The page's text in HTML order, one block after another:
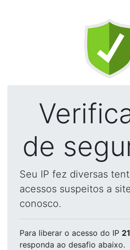
de
Seu IP fez diversas
acessos suspeitos a
conosco.
Para liberar o acesso do IP
responda ao desafio abaixo.